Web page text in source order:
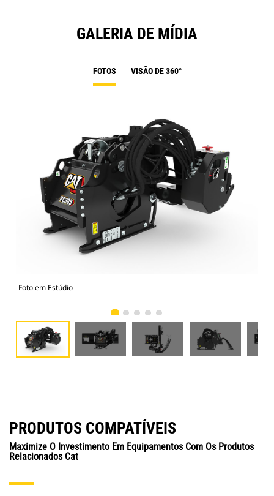
GALERIA DE MÍDIA
FOTOS VISÃO DE 360°
Foto em Estúdio
PRODUTOS COMPATÍVEIS
Maximize O Investimento Em Equipamentos Com Os Produtos
Relacionados Cat